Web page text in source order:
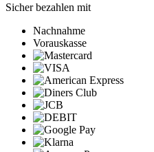
Sicher bezahlen mit
Nachnahme
Vorauskasse